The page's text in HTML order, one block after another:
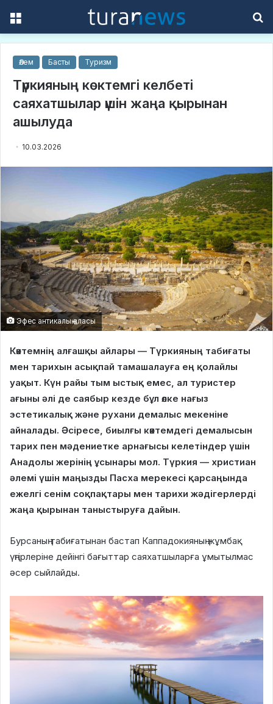
Әлем Басты Туризм
Түркияның көктемгі келбеті
саяхатшылар үшін жаңа қырынан
ашылуда
10.03.2026
Эфес антикалық қаласы
Көктемнің алғашқы айлары — Түркияның табиғаты
мен тарихын асықпай тамашалауға ең қолайлы
уақыт. Күн райы тым ыстық емес, ал туристер
ағыны әлі де саябыр кезде бұл өлке нағыз
эстетикалық және рухани демалыс мекеніне
айналады. Әсіресе, биылғы көктемдегі демалысын
тарих пен мәдениетке арнағысы келетіндер үшін
Анадолы жерінің ұсынары мол. Түркия — христиан
әлемі үшін маңызды Пасха мерекесі қарсаңында
ежелгі сенім соқпақтары мен тарихи жәдігерлерді
жаңа қырынан таныстыруға дайын.
Бурсаның табиғатынан бастап Каппадокияның жұмбақ
үңгірлеріне дейінгі бағыттар саяхатшыларға ұмытылмас
әсер сыйлайды.